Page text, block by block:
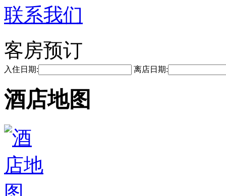
联系我们
客房预订
入住日期: 离店日期:
酒店地图